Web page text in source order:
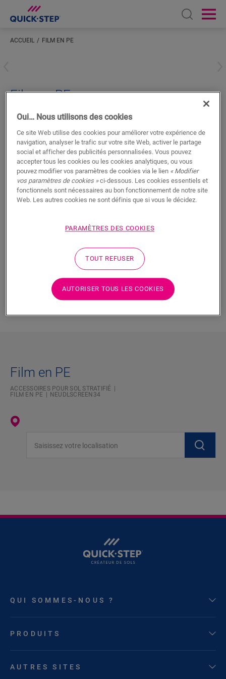
Open
ACCUEIL FILM EN PE
Film en PE
ACCESSOIRES POUR SOL STRATIFIÉ FILM EN PE
RECHERCHER
Sous-couche qui protège le sol contre la vapeur d’humidité qui
Dimensions
Film en PE
ACCESSOIRES POUR SOL STRATIFIÉ
FILM EN PE
NEUDLSCREEN34
QUI SOMMES-NOUS ?
PRODUITS
AUTRES SITES
Oui… Nous utilisons des cookies
Ce site Web utilise des cookies pour améliorer votre expérience de
navigation, analyser le trafic sur votre site Web, activer le partage
social et afficher des publicités personnalisées. Vous pouvez
accepter tous les cookies ou les cookies analytiques, ou vous
pouvez modifier vos paramètres de cookies via le lien « Modifier
vos paramètres de cookies »ci-dessous. Les cookies essentiels et
fonctionnels sont nécessaires au bon fonctionnement de notre site
Web. Les autres cookies ne sont définis que si vous le décidez.
PARAMÈTRES DES COOKIES
TOUT REFUSER
AUTORISER TOUS LES COOKIES